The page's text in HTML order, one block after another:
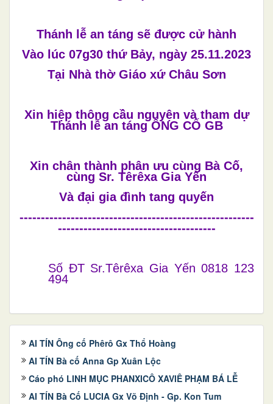
Thánh lễ an táng sẽ được cử hành
Vào lúc 07g30 thứ Bảy, ngày 25.11.2023
Tại Nhà thờ Giáo xứChâu Sơn
Xin hiệp thông cầu nguyện và tham dự
Thánh lễ an tángÔNG CỐ GB
Xin chân thành phân ưu cùng Bà Cố,
cùng Sr. Têrêxa Gia Yến
Và đại gia đình tang quyến
-------------------------------------------------------
-------------------------------------
Số ĐT Sr.Têrêxa Gia Yến 0818 123
494
AI TÍN Ông cố Phêrô Gx Thổ Hoàng
AI TÍN Bà cố Anna Gp Xuân Lộc
Cáo phó LINH MỤC PHANXICÔ XAVIÊ PHẠM BÁ LỄ
AI TÍN Bà Cố LUCIA Gx Võ Định - Gp. Kon Tum